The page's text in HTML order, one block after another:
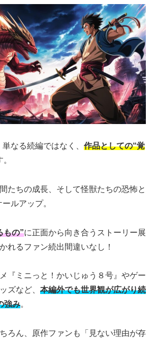
なる続編ではなく、 作品としての“覚
たちの成長、そして怪獣たちの恐怖と
ルアップ。
もの”に正面から向き合うストーリー展
れるファン続出間違いなし！
『ミニっと！かいじゅう８号』やゲー
ズなど、 本編外でも世界観が広がり続
強み。
ろん、原作ファンも「見ない理由が存